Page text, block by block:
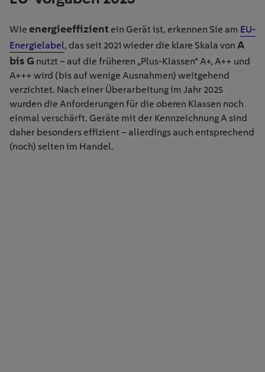
Wie energieeffizient ein Gerät ist, erkennen Sie am EU-
Energielabel, das seit 2021 wieder die klare Skala von A
bis G nutzt – auf die früheren „Plus-Klassen“ A+, A++ und
A+++ wird (bis auf wenige Ausnahmen) weitgehend
verzichtet. Nach einer Überarbeitung im Jahr 2025
wurden die Anforderungen für die oberen Klassen noch
einmal verschärft. Geräte mit der Kennzeichnung A sind
daher besonders effizient – allerdings auch entsprechend
(noch) selten im Handel.